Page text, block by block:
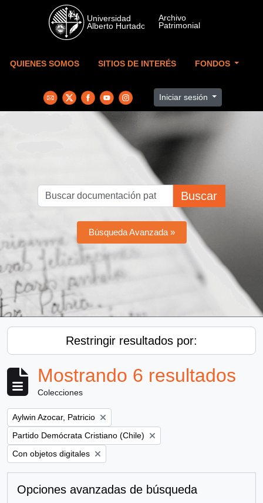
Skip to main content
QUIENES SOMOS SITIOS DE INTERÉS FONDOS
Iniciar sesión
Buscar
Búsqueda Avanzada »
Restringir resultados por:
Mostrando 6 resultados
Colecciones
Remove filter:
Aylwin Azocar, Patricio
Remove filter:
Partido Demócrata Cristiano (Chile)
Remove filter:
Con objetos digitales
Opciones avanzadas de búsqueda